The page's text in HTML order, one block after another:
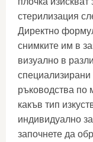
стерилизация
Директно
снимките им в
визуално в
специализирани
ръководства по
какъв тип
индивидуално
започнете да